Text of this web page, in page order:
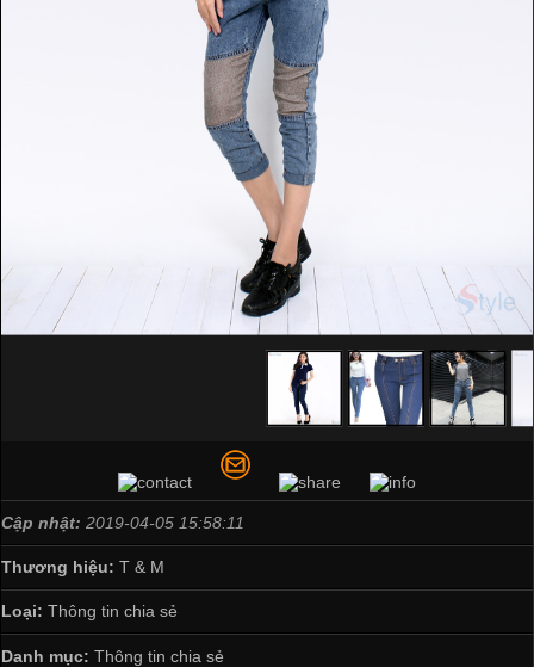
Cập nhật: 2019-04-05 15:58:11
Thương hiệu: T & M
Loại: Thông tin chia sẻ
Danh mục: Thông tin chia sẻ